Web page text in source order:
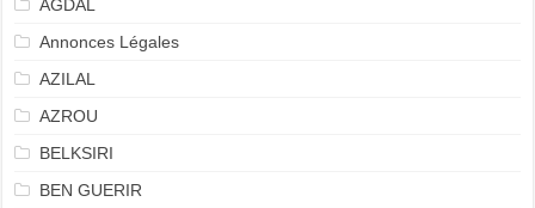
AGDAL
Annonces Légales
AZILAL
AZROU
BELKSIRI
BEN GUERIR